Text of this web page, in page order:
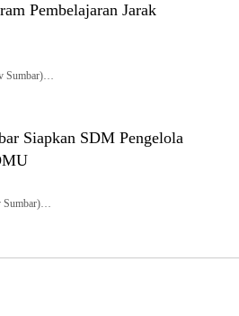
Pembelajaran Jarak
Sumbar)…
Siapkan SDM Pengelola